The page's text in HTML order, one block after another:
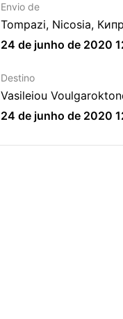
Envio de
Tompazi, Nicosia, Кипр
24 de junho de 2020
Destino
Vasileiou
24 de junho de 2020